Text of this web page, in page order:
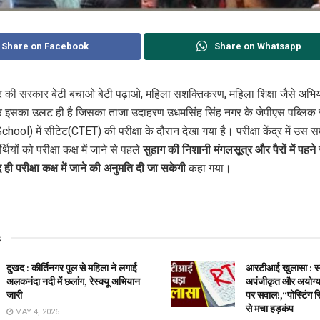
Share on Facebook Share on Whatsapp
सरकार बेटी बचाओ बेटी पढ़ाओ, महिला सशक्तिकरण, महिला शिक्षा जैसे
इसका उलट ही है जिसका ताजा उदाहरण उधमसिंह सिंह नगर के जेपीएस
में सीटेट(CTET) की परीक्षा के दौरान देखा गया है। परीक्षा केंद्र में उस
को परीक्षा कक्ष में जाने से पहलेसुहाग की निशानी मंगलसूत्र और पैरों में पहने
परीक्षा कक्ष में जाने की अनुमति दी जा सकेगीकहा गया।
दुखद : कीर्तिनगर पुल से महिला ने लगाई
अलकनंदा नदी में छलांग, रेस्क्यू अभियान
जारी
MAY 4, 2026
आरटीआई खुलासा :
अपंजीकृत और अयोग्य
पर सवाल!,“पोस्टिंग
से मचा हड़कंप